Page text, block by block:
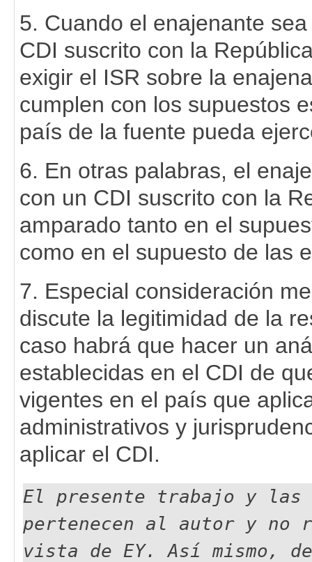
5. Cuando el enajenante
CDI suscrito con la
exigir el ISR sobre la
cumplen con los supuestos
país de la fuente pueda
6. En otras palabras, el
con un CDI suscrito con la
amparado tanto en el
como en el supuesto de las
7. Especial consideración
discute la legitimidad de la
caso habrá que hacer un
establecidas en el CDI de
vigentes en el país que
administrativos y
aplicar el CDI.
El presente trabajo y las
pertenecen al autor y no
vista de EY. Así mismo,